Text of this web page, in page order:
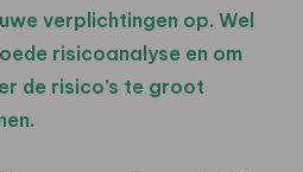
verplichtingen op. Wel
risicoanalyse en om
de risico’s te groot